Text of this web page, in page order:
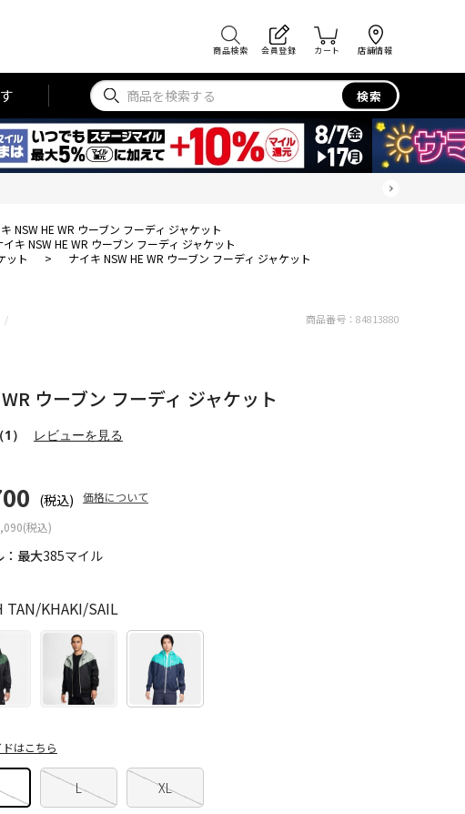
商品検索 会員登録 カート 店舗情報
検索
NSW HE WR ウーブン フーディ ジャケット
イキ NSW HE WR ウーブン フーディ ジャケット
ット > ナイキ NSW HE WR ウーブン フーディ ジャケット
：最大385マイル
ウーブン フーディ ジャケット
（1） レビューを見る
税込)
(税込) 価格について
TAN/KHAKI/SAIL
L XL
はこちら
商品番号： 84813880